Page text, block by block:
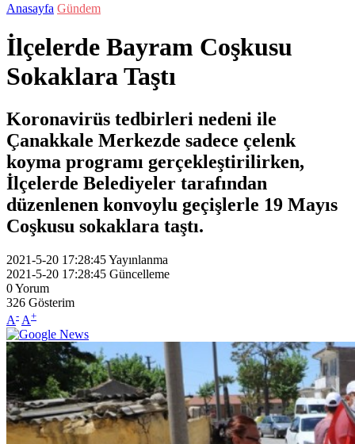
Anasayfa Gündem
İlçelerde Bayram Coşkusu
Sokaklara Taştı
Koronavirüs tedbirleri nedeni ile
Çanakkale Merkezde sadece çelenk
koyma programı gerçekleştirilirken,
İlçelerde Belediyeler tarafından
düzenlenen konvoylu geçişlerle 19 Mayıs
Coşkusu sokaklara taştı.
2021-5-20 17:28:45Yayınlanma
2021-5-20 17:28:45 Güncelleme
0Yorum
326 Gösterim
A- A+